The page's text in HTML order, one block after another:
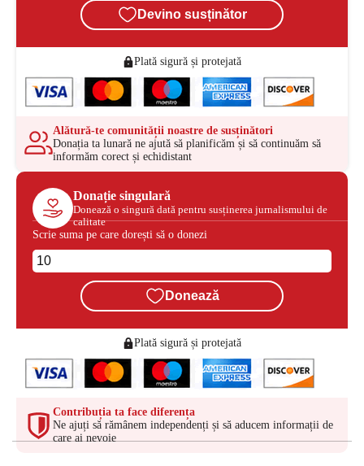
Devino susținător
Plată sigură și protejată
Alătură-te comunității noastre de susținători
Donația ta lunară ne ajută să planificăm și să continuăm să
informăm corect și echidistant
Donație singulară
Donează o singură dată pentru susținerea jurnalismului de
calitate
Scrie suma pe care dorești să o donezi
Donează
Plată sigură și protejată
Contribuția ta face diferența
Ne ajuți să rămânem independenți și să aducem informații de
care ai nevoie